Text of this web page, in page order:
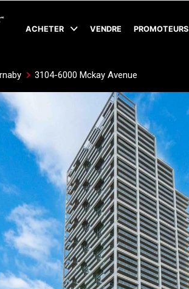
ACHETER VENDRE PROMOTEURS
3104-6000 Mckay Avenue